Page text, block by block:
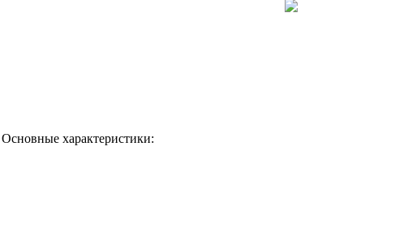
характеристики: